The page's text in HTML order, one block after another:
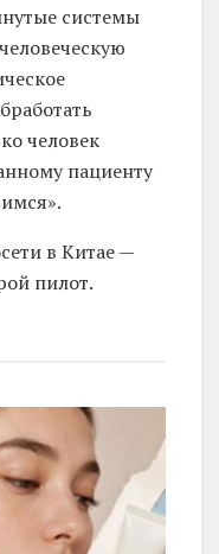
системы
человек
пациенту
в Китае —
пилот.